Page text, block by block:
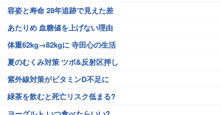
容姿と寿命 28年追跡で見えた差
あたりめ 血糖値を上げない理由
体重62kg→82kgに 寺田心の生活
夏のむくみ対策 ツボ&反射区押し
紫外線対策がビタミンD不足に
緑茶を飲むと死亡リスク低まる?